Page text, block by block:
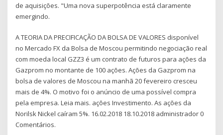
de aquisições. "Uma nova superpotência está claramente
emergindo.
A TEORIA DA PRECIFICAÇÃO DA BOLSA DE VALORES disponível
no Mercado FX da Bolsa de Moscou permitindo negociação real
com moeda local GZZ3 é um contrato de futuros para ações da
Gazprom no montante de 100 ações. Ações da Gazprom na
bolsa de valores de Moscou na manhã 20 fevereiro cresceu
mais de 4%. O motivo foi o anúncio de uma possível compra
pela empresa. Leia mais. ações Investimento. As ações da
Norilsk Nickel caíram 5%. 16.02.2018 18.10.2018 administrador 0
Comentários.